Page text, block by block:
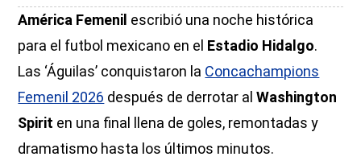
América Femenil escribió una noche histórica
para el futbol mexicano en el Estadio Hidalgo.
Las ‘Águilas’ conquistaron la Concachampions
Femenil 2026 después de derrotar alWashington
Spirit en una final llena de goles, remontadas y
dramatismo hasta los últimos minutos.